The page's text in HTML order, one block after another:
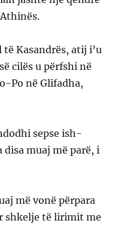
Kasandrës, atij i’u
cilës u përfshi në
Po në Glifadha,
sepse ish-
disa muaj më parë, i
më vonë përpara
shkelje të lirimit me